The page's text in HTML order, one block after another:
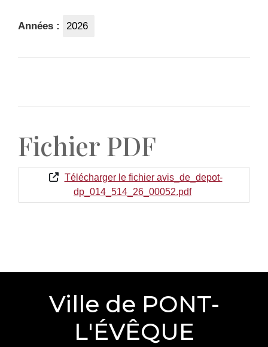
Années : 2026
Fichier PDF
Télécharger le fichier avis_de_depot-
dp_014_514_26_00052.pdf
Ville de PONT-
L'ÉVÊQUE